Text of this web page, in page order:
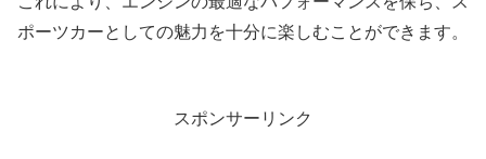
ポーツカーとしての魅力を十分に楽しむことができます。
スポンサーリンク